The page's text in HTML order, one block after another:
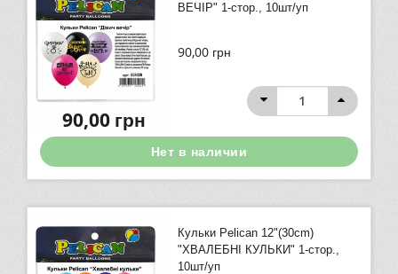
ВЕЧІР" 1-стор., 10шт/уп
90,00 грн
90,00грн
Нет в наличии
Кульки Pelican 12"(30сm)
"ХВАЛЕБНІ КУЛЬКИ" 1-стор.,
10шт/уп